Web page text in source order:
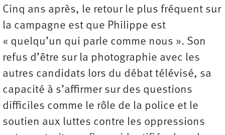
Cinq ans après, le retour le plus fréquent sur
la campagne est que Philippe est
« quelqu’un qui parle comme nous ». Son
refus d’être sur la photographie avec les
autres candidats lors du débat télévisé, sa
capacité à s’affirmer sur des questions
difficiles comme le rôle de la police et le
soutien aux luttes contre les oppressions